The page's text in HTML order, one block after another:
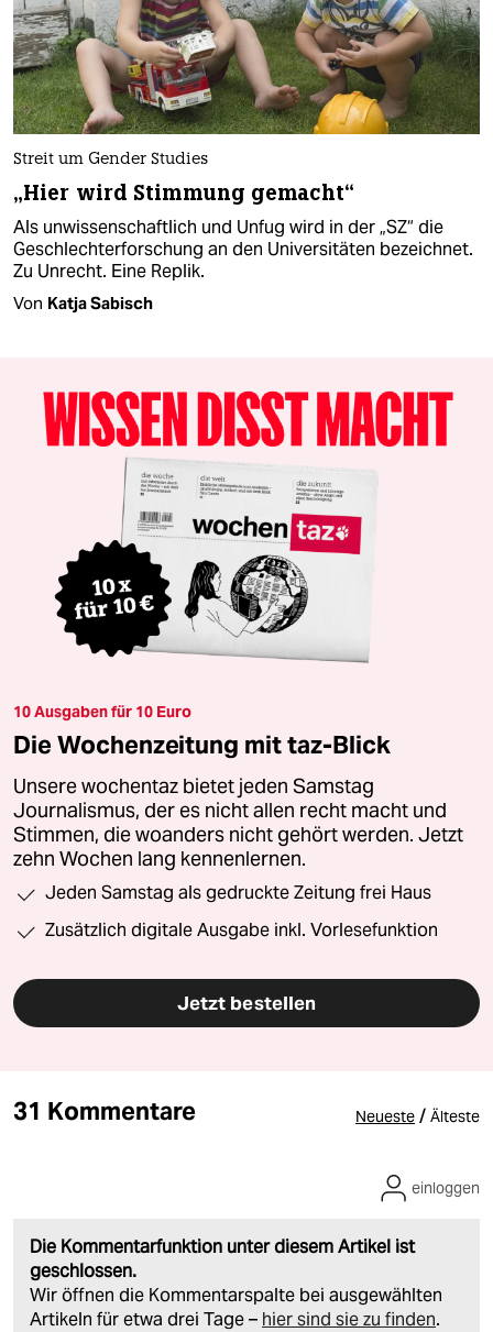
Streit um Gender Studies
„Hier wird Stimmung gemacht“
Als unwissenschaftlich und Unfug wird in der „SZ“ die
Geschlechterforschung an den Universitäten bezeichnet.
Zu Unrecht. Eine Replik.
Von Katja Sabisch
10 Ausgaben für 10 Euro
Die Wochenzeitung mit taz-Blick
Unsere wochentaz bietet jeden Samstag
Journalismus, der es nicht allen recht macht und
Stimmen, die woanders nicht gehört werden. Jetzt
zehn Wochen lang kennenlernen.
Jeden Samstag als gedruckte Zeitung frei Haus
Zusätzlich digitale Ausgabe inkl. Vorlesefunktion
Jetzt bestellen
31 Kommentare Neueste / Älteste
Die Kommentarfunktion unter diesem Artikel ist
geschlossen.
Wir öffnen die Kommentarspalte bei ausgewählten
Artikeln für etwa drei Tage – hier sind sie zu finden.
einloggen